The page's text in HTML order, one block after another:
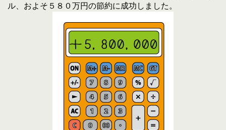
ル、およそ５８０万円の節約に成功しました。